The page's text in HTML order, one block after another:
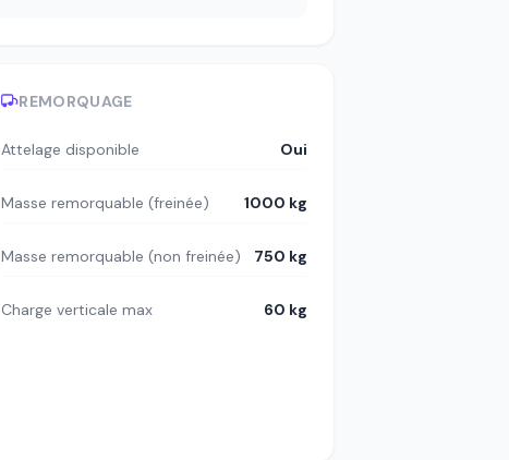
REMORQUAGE
Attelage disponible Oui
Masse remorquable (freinée) 1000 kg
Masse remorquable (non freinée) 750 kg
Charge verticale max 60 kg